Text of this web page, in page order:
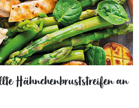
Hähnchenbruststreifen an